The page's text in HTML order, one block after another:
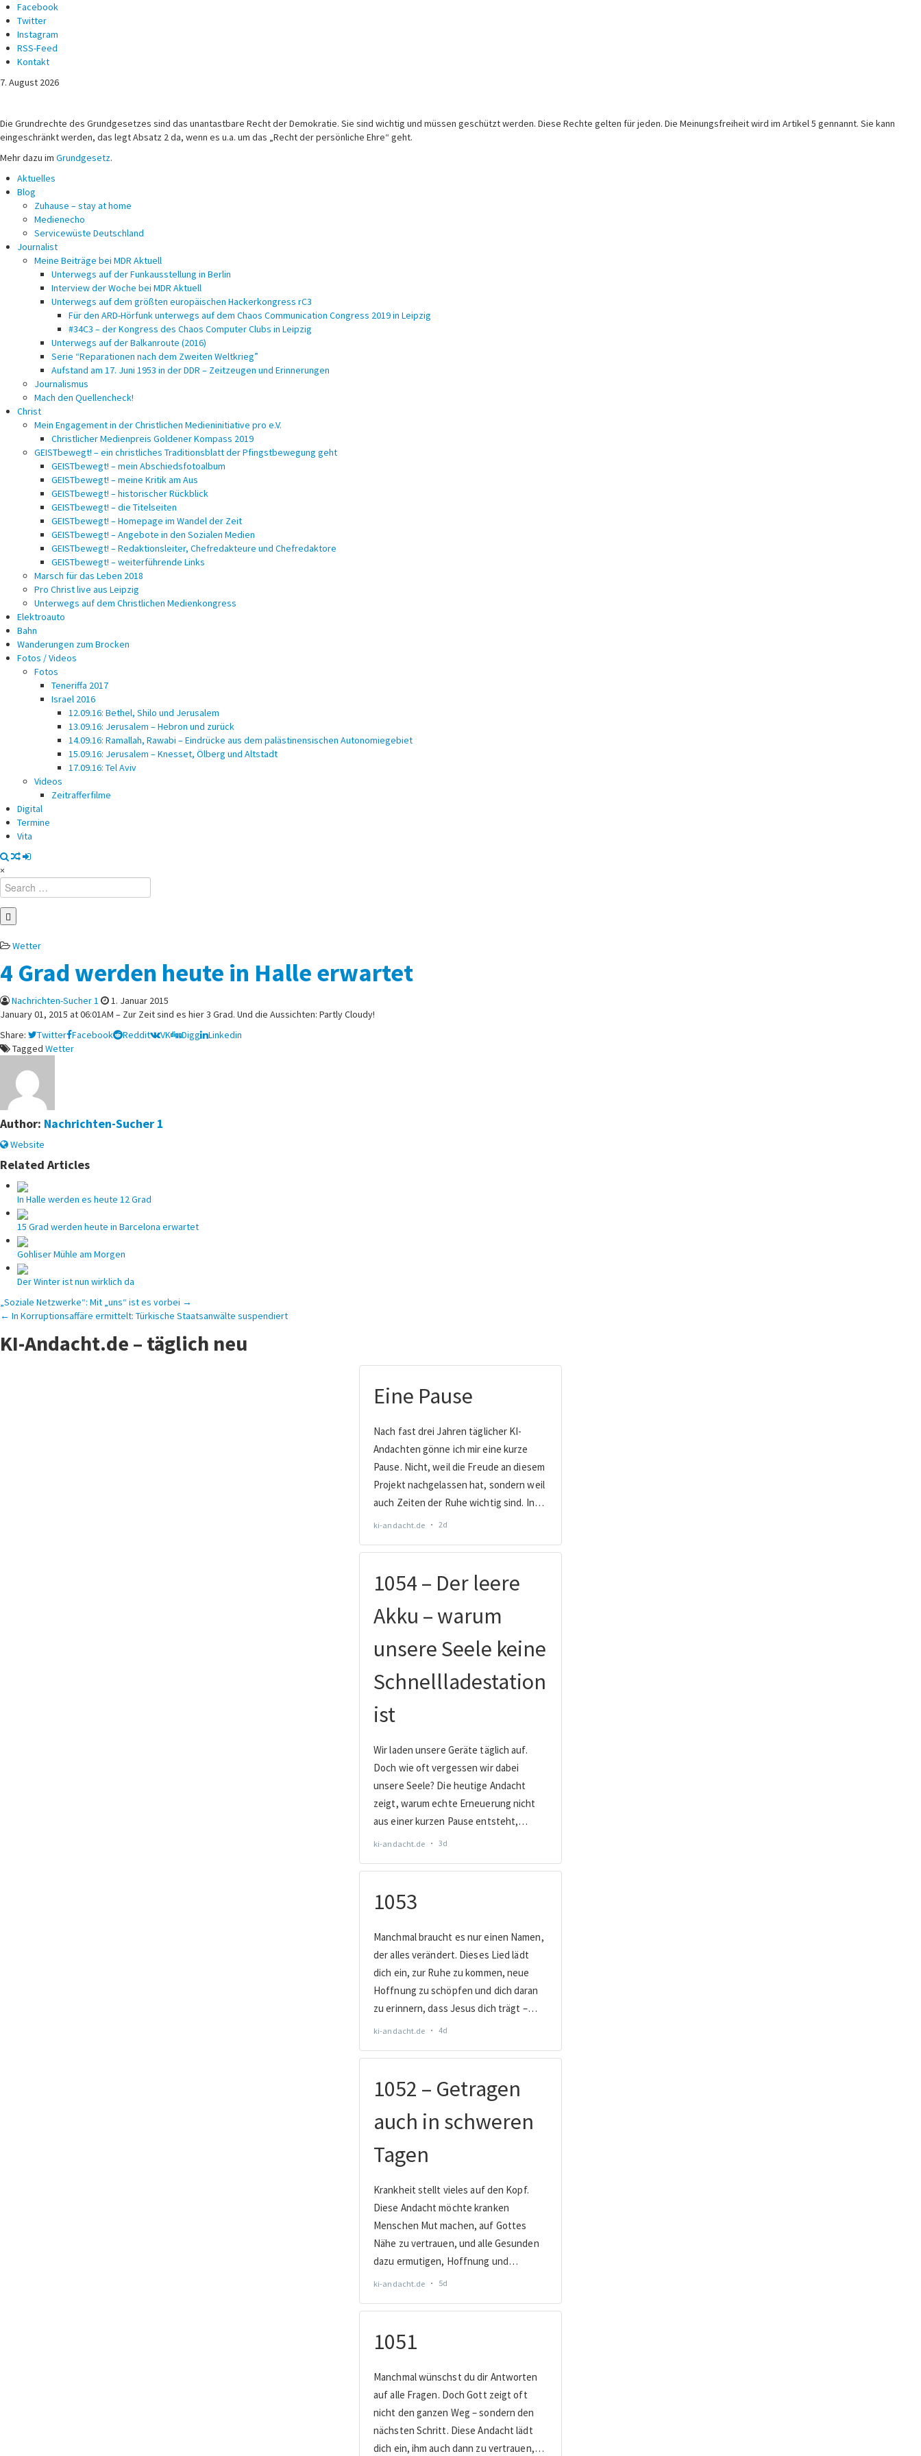
Facebook
Twitter
Instagram
RSS-Feed
Kontakt
7. August 2026
Michael Voß
Journalist und Christ
Die Grundrechte des Grundgesetzes sind das unantastbare Recht der Demokratie. Sie sind wichtig und müssen geschützt werden. Diese Rechte gelten für jeden. Die Meinungsfreiheit wird im Artikel 5 gennannt. Sie kann
eingeschränkt werden, das legt Absatz 2 da, wenn es u.a. um das „Recht der persönliche Ehre“ geht.
Mehr dazu im Grundgesetz.
Aktuelles
Blog
Zuhause – stay at home
Medienecho
Servicewüste Deutschland
Journalist
Meine Beiträge bei MDR Aktuell
Unterwegs auf der Funkausstellung in Berlin
Interview der Woche bei MDR Aktuell
Unterwegs auf dem größten europäischen Hackerkongress rC3
Für den ARD-Hörfunk unterwegs auf dem Chaos Communication Congress 2019 in Leipzig
#34C3 – der Kongress des Chaos Computer Clubs in Leipzig
Unterwegs auf der Balkanroute (2016)
Serie “Reparationen nach dem Zweiten Weltkrieg”
Aufstand am 17. Juni 1953 in der DDR – Zeitzeugen und Erinnerungen
Journalismus
Mach den Quellencheck!
Christ
Mein Engagement in der Christlichen Medieninitiative pro e.V.
Christlicher Medienpreis Goldener Kompass 2019
GEISTbewegt! – ein christliches Traditionsblatt der Pfingstbewegung geht
GEISTbewegt! – mein Abschiedsfotoalbum
GEISTbewegt! – meine Kritik am Aus
GEISTbewegt! – historischer Rückblick
GEISTbewegt! – die Titelseiten
GEISTbewegt! – Homepage im Wandel der Zeit
GEISTbewegt! – Angebote in den Sozialen Medien
GEISTbewegt! – Redaktionsleiter, Chefredakteure und Chefredaktore
GEISTbewegt! – weiterführende Links
Marsch für das Leben 2018
Pro Christ live aus Leipzig
Unterwegs auf dem Christlichen Medienkongress
Elektroauto
Bahn
Wanderungen zum Brocken
Fotos / Videos
Fotos
Teneriffa 2017
Israel 2016
12.09.16: Bethel, Shilo und Jerusalem
13.09.16: Jerusalem – Hebron und zurück
14.09.16: Ramallah, Rawabi – Eindrücke aus dem palästinensischen Autonomiegebiet
15.09.16: Jerusalem – Knesset, Ölberg und Altstadt
17.09.16: Tel Aviv
Videos
Zeitrafferfilme
Digital
Termine
Vita
×
Search
for:
Posted
Wetter
4 Grad werden heute in Halle erwartet
Nachrichten-Sucher 1
1. Januar 2015
January 01, 2015 at 06:01AM – Zur Zeit sind es hier 3 Grad. Und die Aussichten: Partly Cloudy!
Share:
Twitter Facebook Reddit VK Digg
Linkedin
Tagged Wetter
Author: Nachrichten-Sucher 1
Website
Related Articles
In Halle werden es heute 12 Grad
15 Grad werden heute in Barcelona erwartet
Gohliser Mühle am Morgen
Der Winter ist nun wirklich da
Beitragsnavigation
„Soziale Netzwerke“: Mit „uns“ ist es vorbei →
← In Korruptionsaffäre ermittelt: Türkische Staatsanwälte suspendiert
KI-Andacht.de – täglich neu